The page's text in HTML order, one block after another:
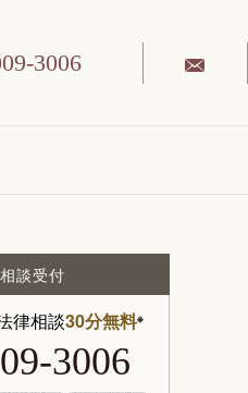
3006
談受付
律相談30分無料※
3006